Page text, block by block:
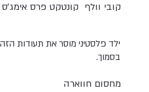
קונטקט פרס אימג׳ס קובי וולף
ילד פלסטיני מוסר את תעודות
בסמוך.
מחסום חווארה